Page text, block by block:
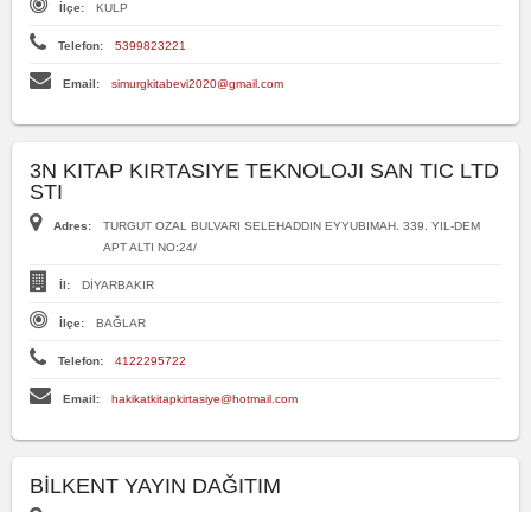
İlçe: KULP
Telefon: 5399823221
Email: simurgkitabevi2020@gmail.com
3N KITAP KIRTASIYE TEKNOLOJI SAN TIC LTD
STI
Adres:
TURGUT OZAL BULVARI SELEHADDIN EYYUBIMAH. 339. YIL-DEM
APT ALTI NO:24/
İl: DİYARBAKIR
İlçe: BAĞLAR
Telefon: 4122295722
Email: hakikatkitapkirtasiye@hotmail.com
BİLKENT YAYIN DAĞITIM